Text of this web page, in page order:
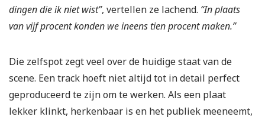
dingen die ik niet wist”, vertellen ze lachend. “In plaats
van vijf procent konden we ineens tien procent maken.”
Die zelfspot zegt veel over de huidige staat van de
scene. Een track hoeft niet altijd tot in detail perfect
geproduceerd te zijn om te werken. Als een plaat
lekker klinkt, herkenbaar is en het publiek meeneemt,